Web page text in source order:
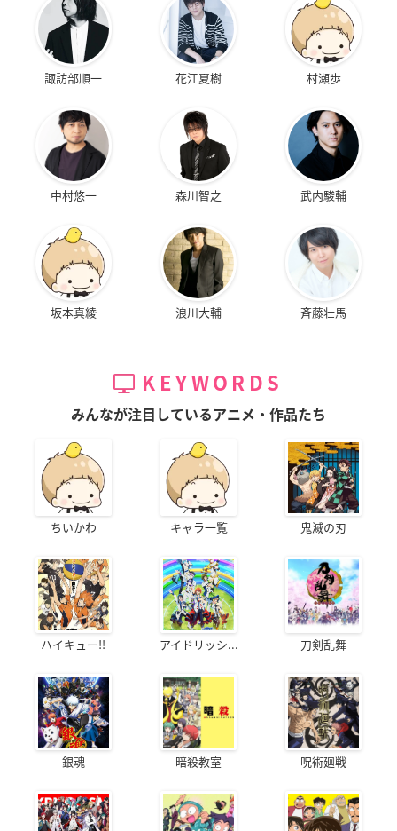
諏訪部順一 花江夏樹 村瀬歩
中村悠一 森川智之 武内駿輔
坂本真綾 浪川大輔 斉藤壮馬
KEYWORDS
みんなが注目しているアニメ・作品たち
ちいかわ キャラ一覧 鬼滅の刃
ハイキュー!! アイドリッシ... 刀剣乱舞
銀魂 暗殺教室 呪術廻戦